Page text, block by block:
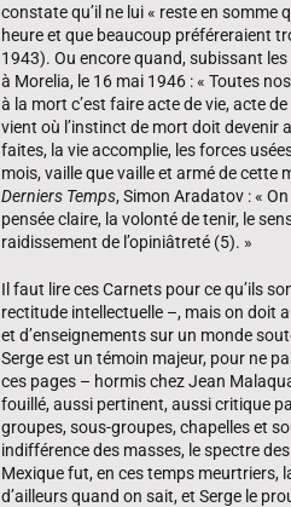
constate qu’il ne lui « reste en somme
heure et que beaucoup préféreraient
1943). Ou encore quand, subissant
à Morelia, le 16 mai 1946 : « Toutes
à la mort c’est faire acte de vie, acte
vient où l’instinct de mort doit devenir
faites, la vie accomplie, les forces
mois, vaille que vaille et armé de cette
Derniers Temps, Simon Aradatov : «
pensée claire, la volonté de tenir, le
raidissement de l’opiniâtreté (5). »
Il faut lire ces Carnets pour ce qu’ils
rectitude intellectuelle –, mais on doit
et d’enseignements sur un monde
Serge est un témoin majeur, pour ne
ces pages – hormis chez Jean
fouillé, aussi pertinent, aussi critique
groupes, sous-groupes, chapelles et
indifférence des masses, le spectre
Mexique fut, en ces temps meurtriers,
d’ailleurs quand on sait, et Serge le